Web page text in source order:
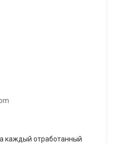
каждый отработанный